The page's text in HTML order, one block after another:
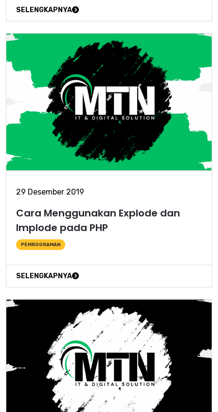
SELENGKAPNYA
29 Desember 2019
Cara Menggunakan Explode dan
Implode pada PHP
PEMROGRAMAN
SELENGKAPNYA